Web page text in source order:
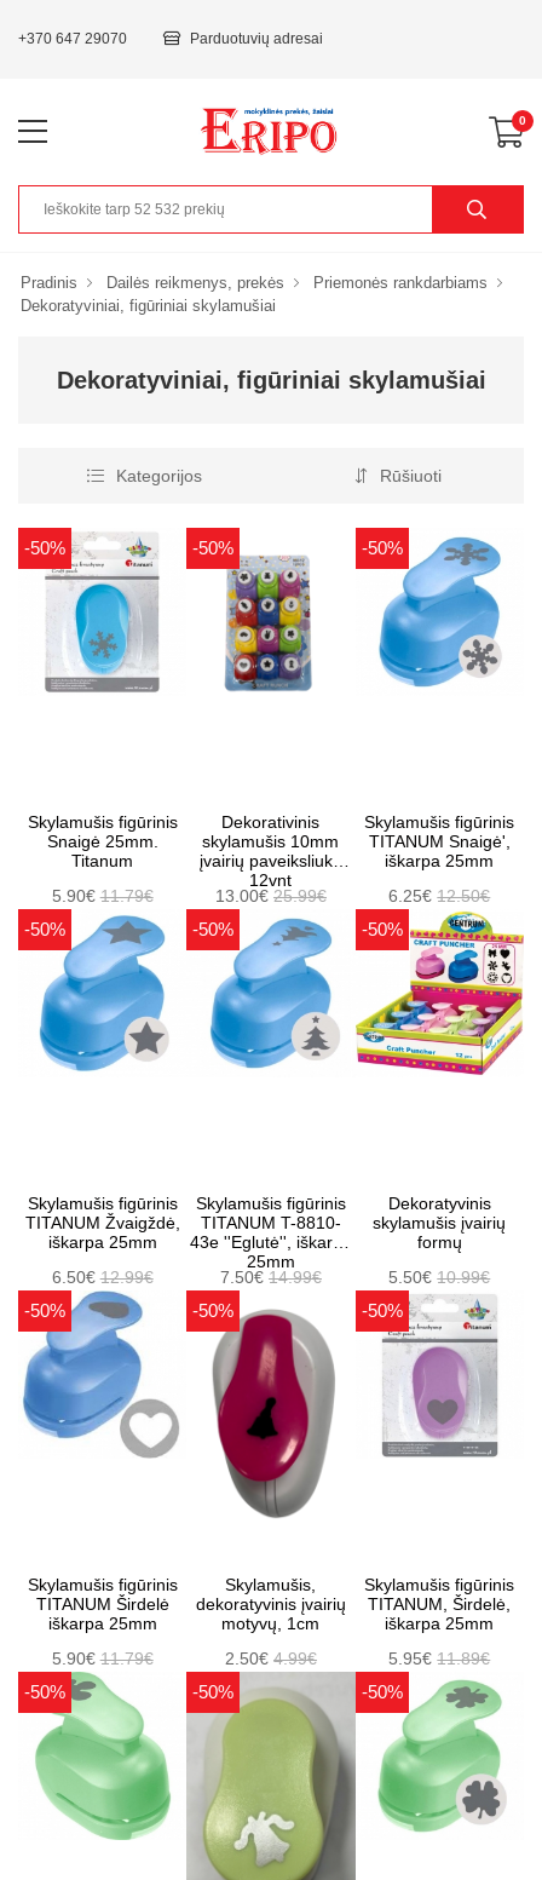
+370 647 29070 Parduotuvių adresai
0
Pradinis Dailės reikmenys, prekės
Priemonės rankdarbiams
Dekoratyviniai, figūriniai skylamušiai
Dekoratyviniai, figūriniai skylamušiai
Kategorijos Rūšiuoti
-50%
Skylamušis figūrinis
Snaigė 25mm.
Titanum
5.90€11.79€
-50%
Dekorativinis
skylamušis 10mm
įvairių paveiksliukų
12vnt
13.00€ 25.99€
-50%
Skylamušis figūrinis
TITANUM Snaigė',
iškarpa 25mm
6.25€12.50€
-50%
Skylamušis figūrinis
TITANUM Žvaigždė,
iškarpa 25mm
6.50€12.99€
-50%
Skylamušis figūrinis
TITANUM T-8810-
43e ''Eglutė'', iškarpa
25mm
7.50€ 14.99€
-50%
Dekoratyvinis
skylamušis įvairių
formų
5.50€10.99€
-50%
Skylamušis figūrinis
TITANUM Širdelė
iškarpa 25mm
5.90€11.79€
-50%
Skylamušis,
dekoratyvinis įvairių
motyvų, 1cm
2.50€ 4.99€
-50%
Skylamušis figūrinis
TITANUM, Širdelė,
iškarpa 25mm
5.95€11.89€
-50% -50% -50%